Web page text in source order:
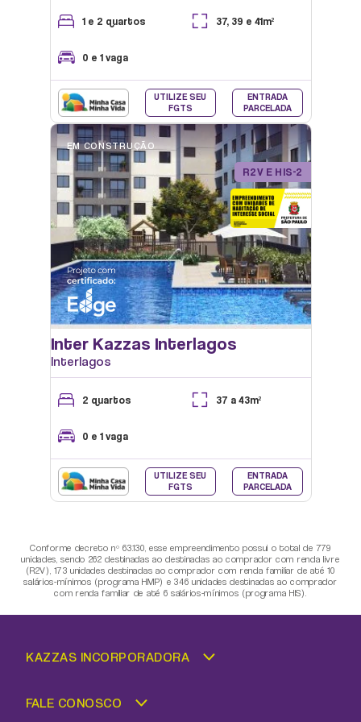
PORTARIA
QUADRA
SKATE PARK
1 e 2 quartos 37, 39 e 41m²
0 e 1 vaga
UTILIZE SEU
FGTS
ENTRADA
PARCELADA
EM CONSTRUÇÃO
R2V E HIS-2
Inter Kazzas Interlagos
Interlagos
2 quartos 37 a 43m²
0 e 1 vaga
UTILIZE SEU
FGTS
ENTRADA
PARCELADA
Conforme decreto nº 63.130, esse empreendimento possui o total de 779
unidades, sendo 262 destinadas ao destinadas ao comprador com renda livre
(R2V), 173 unidades destinadas ao comprador com renda familiar de até 10
salários-mínimos (programa HMP) e 346 unidades destinadas ao comprador
com renda familiar de até 6 salários-mínimos (programa HIS).
KAZZAS INCORPORADORA
FALE CONOSCO